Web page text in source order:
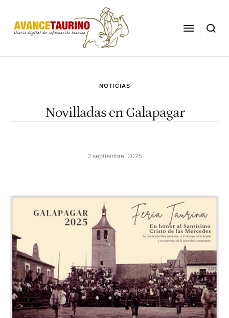
NOTICIAS
Novilladas en Galapagar
2 septiembre, 2025